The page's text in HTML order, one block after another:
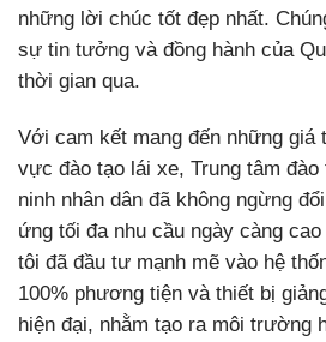
những lời chúc tốt đẹp nhất.
sự tin tưởng và đồng hành của
thời gian qua.
Với cam kết mang đến những giá
vực đào tạo lái xe, Trung tâm
ninh nhân dân đã không ngừng
ứng tối đa nhu cầu ngày càng
tôi đã đầu tư mạnh mẽ vào hệ
100% phương tiện và thiết bị
hiện đại, nhằm tạo ra môi trường